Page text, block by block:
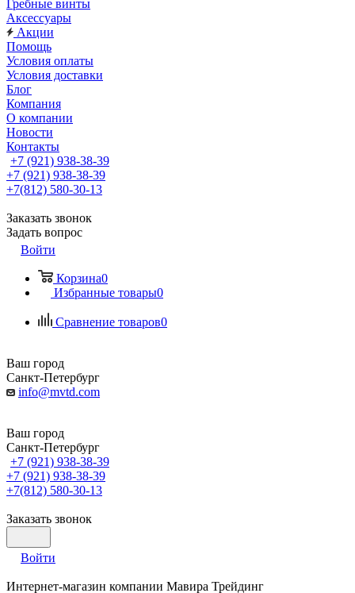
Гребные винты
Аксессуары
Акции
Помощь
Условия оплаты
Условия доставки
Блог
Компания
О компании
Новости
Контакты
+7 (921) 938-38-39
+7 (921) 938-38-39
+7(812) 580-30-13
Заказать звонок
Задать вопрос
Войти
Корзина0
Избранные товары0
Сравнение товаров0
Ваш город
Санкт-Петербург
info@mvtd.com
Ваш город
Санкт-Петербург
+7 (921) 938-38-39
+7 (921) 938-38-39
+7(812) 580-30-13
Заказать звонок
Войти
Интернет-магазин компании Мавира Трейдинг